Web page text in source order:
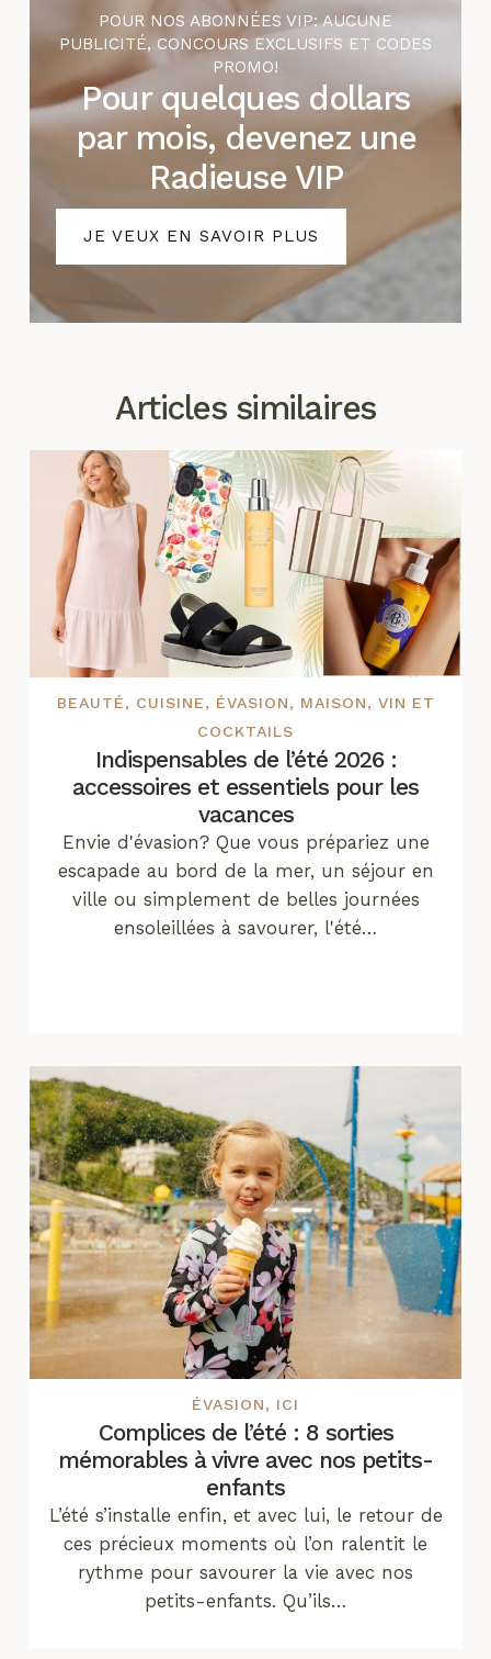
POUR NOS ABONNÉES VIP: AUCUNE
PUBLICITÉ, CONCOURS EXCLUSIFS ET CODES
PROMO!
Pour quelques dollars
par mois, devenez une
Radieuse VIP
JE VEUX EN SAVOIR PLUS
Articles similaires
BEAUTÉ, CUISINE, ÉVASION, MAISON, VIN ET
COCKTAILS
Indispensables de l’été 2026 :
accessoires et essentiels pour les
vacances
Envie d'évasion? Que vous prépariez une
escapade au bord de la mer, un séjour en
ville ou simplement de belles journées
ensoleillées à savourer, l'été…
ÉVASION, ICI
Complices de l’été : 8 sorties
mémorables à vivre avec nos petits-
enfants
L’été s’installe enfin, et avec lui, le retour de
ces précieux moments où l’on ralentit le
rythme pour savourer la vie avec nos
petits-enfants. Qu’ils…